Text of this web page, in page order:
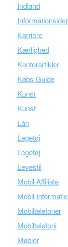
Indland
Informationsider
Karriere
Kærlighed
Kontorartikler
Købs Guide
Kunst
Kunst
Lån
Legetøj
Legetøj
Levestil
Mobil Affiliate
Mobil
Mobiltelefoner
Mobiltelefoni
Møbler